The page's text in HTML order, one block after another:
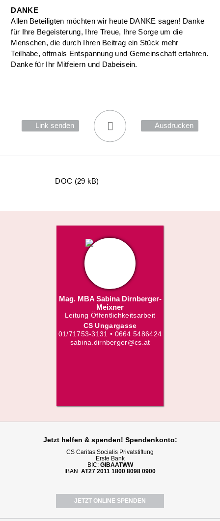
DANKE
Allen Beteiligten möchten wir heute DANKE sagen! Danke
für Ihre Begeisterung, Ihre Treue, Ihre Sorge um die
Menschen, die durch Ihren Beitrag ein Stück mehr
Teilhabe, oftmals Entspannung und Gemeinschaft erfahren.
Danke für Ihr Mitfeiern und Dabeisein.
Link senden Ausdrucken
DOC (29 kB)
Mag. MBA Sabina Dirnberger-
Meixner
Leitung Öffentlichkeitsarbeit
CS Ungargasse
01/71753-3131 • 0664 5486424
sabina.dirnberger@cs.at
Jetzt helfen & spenden! Spendenkonto:
CS Caritas Socialis Privatstiftung
Erste Bank
BIC: GIBAATWW
IBAN: AT27 2011 1800 8098 0900
JETZT ONLINE SPENDEN